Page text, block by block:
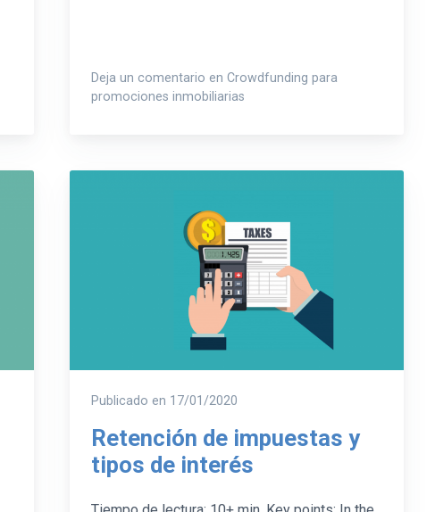
Deja un comentario en Crowdfunding para
promociones inmobiliarias
Publicado en 17/01/2020
Retención de impuestas y
tipos de interés